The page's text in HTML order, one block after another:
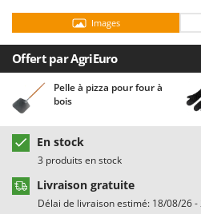
Chaudrons électriques
Cisailles à gazon à batterie
Cisailles taille-haies
Climatiseurs
Compresseurs d'air
Compresseurs pour la
Coupe-bordures - Trimmers
Coupe-branches
Couveuses à œufs
Barbieri
Batavia
Benassi
Beper
Berkel
Bertolini Pumps
Besser Vacuum
Bestway
Images
Offert par AgriEuro
Pelle à pizza pour four à
bois
En stock
3 produits en stock
Livraison gratuite
Délai de livraison estimé: 18/08/26